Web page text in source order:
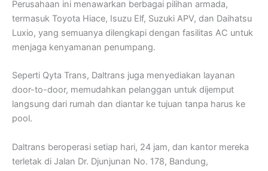
Perusahaan ini menawarkan berbagai pilihan armada,
termasuk Toyota Hiace, Isuzu Elf, Suzuki APV, dan Daihatsu
Luxio, yang semuanya dilengkapi dengan fasilitas AC untuk
menjaga kenyamanan penumpang.
Seperti Qyta Trans, Daltrans juga menyediakan layanan
door-to-door, memudahkan pelanggan untuk dijemput
langsung dari rumah dan diantar ke tujuan tanpa harus ke
pool.
Daltrans beroperasi setiap hari, 24 jam, dan kantor mereka
terletak di Jalan Dr. Djunjunan No. 178, Bandung,